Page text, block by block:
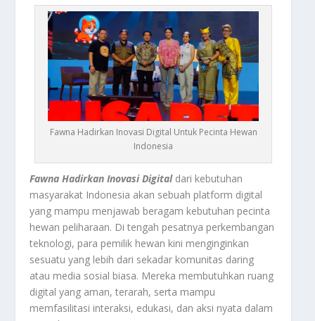
Fawna Hadirkan Inovasi Digital Untuk Pecinta Hewan
Indonesia
Fawna Hadirkan Inovasi Digitaldari kebutuhan
masyarakat Indonesia akan sebuah platform digital
yang mampu menjawab beragam kebutuhan pecinta
hewan peliharaan. Di tengah pesatnya perkembangan
teknologi, para pemilik hewan kini menginginkan
sesuatu yang lebih dari sekadar komunitas daring
atau media sosial biasa. Mereka membutuhkan ruang
digital yang aman, terarah, serta mampu
memfasilitasi interaksi, edukasi, dan aksi nyata dalam